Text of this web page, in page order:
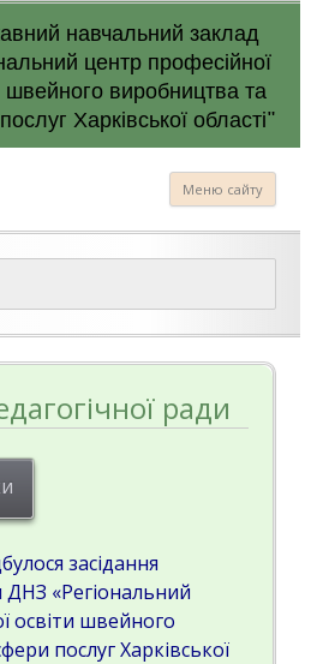
навчальний заклад
центр професійної
швейного виробництва та
Харківської області"
Меню сайту
ради
засідання
ДНЗ «Регіональний
освіти швейного
послуг Харківської